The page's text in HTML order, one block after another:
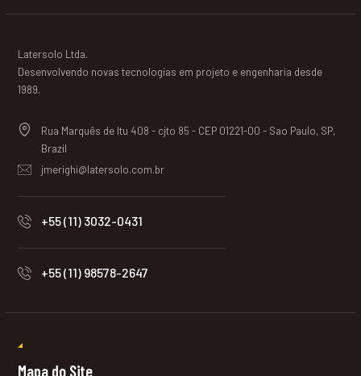
Latersolo Ltda.
Desenvolvendo novas tecnologias em projeto e engenharia desde
1989.
Rua Marquês de Itu 408 - cjto 85 - CEP 01221-00 - Sao Paulo, SP,
Brazil
jmerighi@latersolo.com.br
+55 (11) 3032-0431
+55 (11) 98578-2647
Mapa do Site